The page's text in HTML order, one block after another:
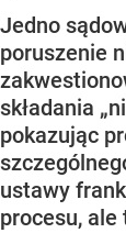
Jedno
poruszenie
składania
pokazując
ustawy
procesu, ale